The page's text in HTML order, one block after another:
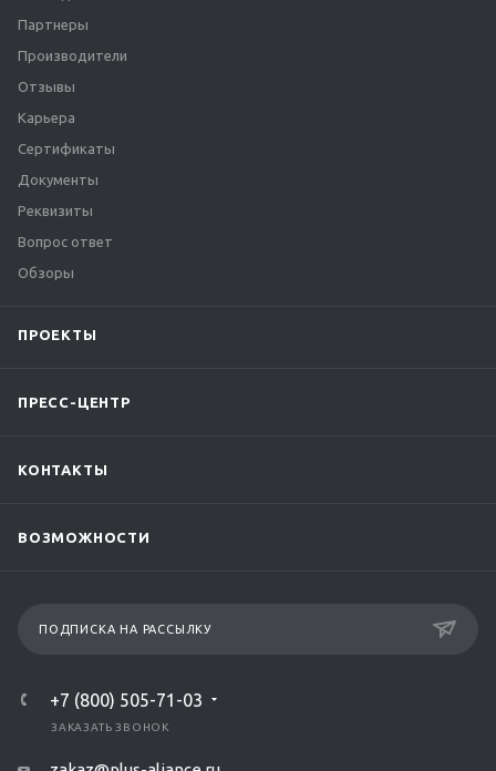
Партнеры
Производители
Отзывы
Карьера
Сертификаты
Документы
Реквизиты
Вопрос ответ
Обзоры
ПРОЕКТЫ
ПРЕСС-ЦЕНТР
КОНТАКТЫ
ВОЗМОЖНОСТИ
ПОДПИСКА НА РАССЫЛКУ
+7 (800) 505-71-03
ЗАКАЗАТЬ ЗВОНОК